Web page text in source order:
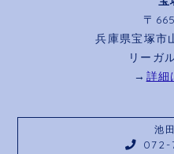
〒
兵庫県宝塚市
リーガ
→ 詳細
池
072-